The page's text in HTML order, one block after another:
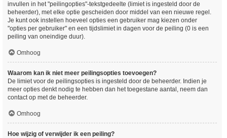
invullen in het "peilingopties"-tekstgedeelte (limiet is ingesteld door de
beheerder), met elke optie gescheiden door middel van een nieuwe regel.
Je kunt ook instellen hoeveel opties een gebruiker mag kiezen onder
"opties per gebruiker" en een tijdslimiet in dagen voor de peiling (0 is een
peiling van oneindige duur).
Omhoog
Waarom kan ik niet meer peilingsopties toevoegen?
De limiet voor de peilingsopties is ingesteld door de beheerder. Indien je
meer opties denkt nodig te hebben dan het toegestane aantal, neem dan
contact op met de beheerder.
Omhoog
Hoe wijzig of verwijder ik een peiling?